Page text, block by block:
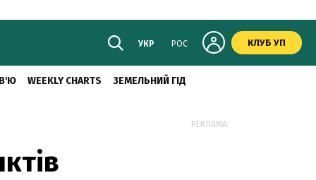
УКР РОС КЛУБ УП
WEEKLY CHARTS ЗЕМЕЛЬНИЙ ГІД
РЕКЛАМА: